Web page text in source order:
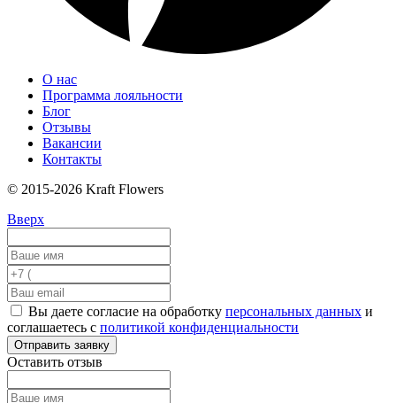
О нас
Программа лояльности
Блог
Отзывы
Вакансии
Контакты
© 2015-2026 Kraft Flowers
Вверх
Вы даете согласие на обработку персональных данных и
соглашаетесь с политикой конфиденциальности
Отправить заявку
Оставить отзыв